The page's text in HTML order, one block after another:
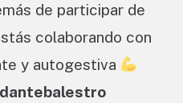
de participar de
colaborando con
y autogestiva